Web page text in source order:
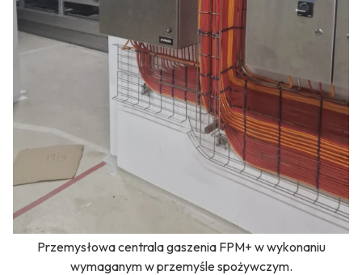
Przemysłowa centrala gaszenia FPM+ w wykonaniu
wymaganym w przemyśle spożywczym.